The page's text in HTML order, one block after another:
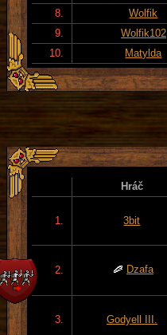
8.
Wolfik
9.
Wolfik102
10.
Matylda
Hráč
1. 3bit
2. Dzafa
3. Godyell III.